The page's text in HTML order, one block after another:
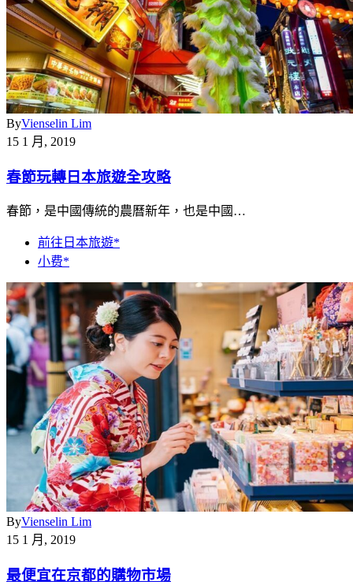
ByVienselin Lim
15 1 月, 2019
春節玩轉日本旅遊全攻略
春節，是中國傳統的農曆新年，也是中國…
前往日本旅遊*
小费*
ByVienselin Lim
15 1 月, 2019
最便宜在京都的購物市場